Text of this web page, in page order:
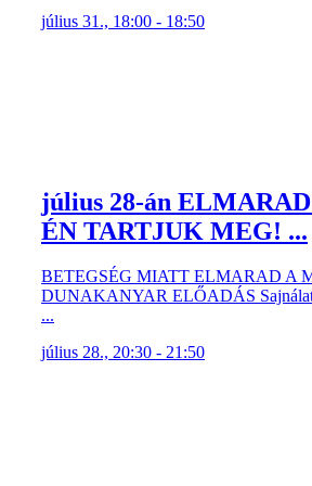
július 31., 18:00 - 18:50
július 28-án
ÉN TARTJUK MEG! ...
BETEGSÉG MIATT ELMARAD A
DUNAKANYAR ELŐADÁS
...
július 28., 20:30 - 21:50